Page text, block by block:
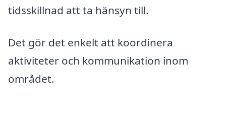
tidsskillnad att ta hänsyn till.
Det gör det enkelt att koordinera
aktiviteter och kommunikation inom
området.